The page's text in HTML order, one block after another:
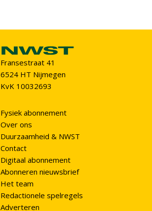
Fransestraat 41
6524 HT Nijmegen
KvK 10032693
Fysiek abonnement
Over ons
Duurzaamheid & NWST
Contact
Digitaal abonnement
Abonneren nieuwsbrief
Het team
Redactionele spelregels
Adverteren